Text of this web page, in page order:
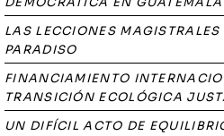
LAS LECCIONES MAGISTRALES
PARADISO
FINANCIAMIENTO
TRANSICIÓN ECOLÓGICA
UN DIFÍCIL ACTO DE